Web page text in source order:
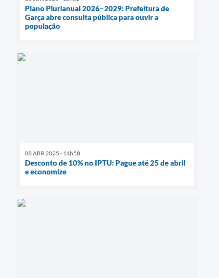
Plano Plurianual 2026–2029: Prefeitura de
Garça abre consulta pública para ouvir a
população
08 ABR 2025 - 14h58
Desconto de 10% no IPTU: Pague até 25 de abril
e economize